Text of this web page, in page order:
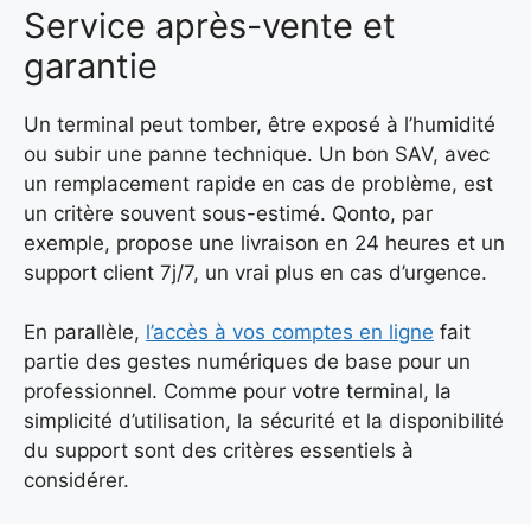
Service après-vente et
garantie
Un terminal peut tomber, être exposé à l’humidité
ou subir une panne technique. Un bon SAV, avec
un remplacement rapide en cas de problème, est
un critère souvent sous-estimé. Qonto, par
exemple, propose une livraison en 24 heures et un
support client 7j/7, un vrai plus en cas d’urgence.
En parallèle, l’accès à vos comptes en ligne fait
partie des gestes numériques de base pour un
professionnel. Comme pour votre terminal, la
simplicité d’utilisation, la sécurité et la disponibilité
du support sont des critères essentiels à
considérer.